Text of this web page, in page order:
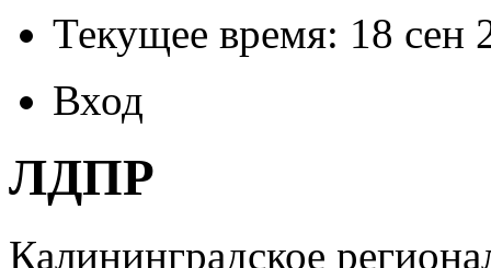
Текущее время: 18 сен
Вход
ЛДПР
Калининградское